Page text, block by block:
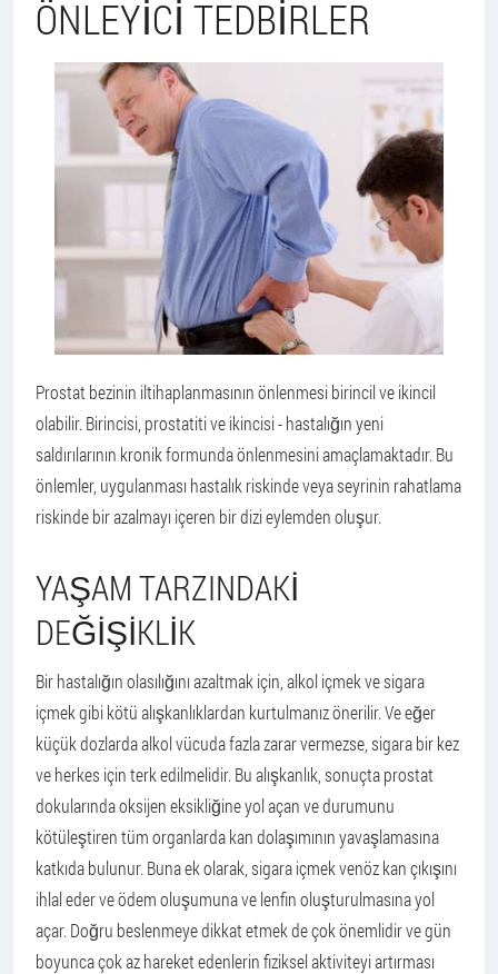
ÖNLEYICI TEDBIRLER
Prostat bezinin iltihaplanmasının önlenmesi birincil ve ikincil
olabilir. Birincisi, prostatiti ve ikincisi - hastalığın yeni
saldırılarının kronik formunda önlenmesini amaçlamaktadır. Bu
önlemler, uygulanması hastalık riskinde veya seyrinin rahatlama
riskinde bir azalmayı içeren bir dizi eylemden oluşur.
YAŞAM TARZINDAKI
DEĞIŞIKLIK
Bir hastalığın olasılığını azaltmak için, alkol içmek ve sigara
içmek gibi kötü alışkanlıklardan kurtulmanız önerilir. Ve eğer
küçük dozlarda alkol vücuda fazla zarar vermezse, sigara bir kez
ve herkes için terk edilmelidir. Bu alışkanlık, sonuçta prostat
dokularında oksijen eksikliğine yol açan ve durumunu
kötüleştiren tüm organlarda kan dolaşımının yavaşlamasına
katkıda bulunur. Buna ek olarak, sigara içmek venöz kan çıkışını
ihlal eder ve ödem oluşumuna ve lenfin oluşturulmasına yol
açar. Doğru beslenmeye dikkat etmek de çok önemlidir ve gün
boyunca çok az hareket edenlerin fiziksel aktiviteyi artırması